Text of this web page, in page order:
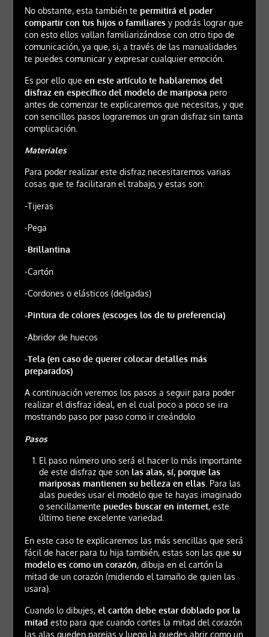
No obstante, esta también te permitirá el poder
compartir con tus hijos o familiaresy podrás lograr que
con esto ellos vallan familiarizándose con otro tipo de
comunicación, ya que, si, a través de las manualidades
te puedes comunicar y expresar cualquier emoción.
Es por ello que en este artículo te hablaremos del
disfraz en específico del modelo de mariposa pero
antes de comenzar te explicaremos que necesitas, y que
con sencillos pasos lograremos un gran disfraz sin tanta
complicación.
Materiales
Para poder realizar este disfraz necesitaremos varias
cosas que te facilitaran el trabajo, y estas son:
-Tijeras
-Pega
-Brillantina
-Cartón
-Cordones o elásticos (delgadas)
-Pintura de colores (escoges los de tu preferencia)
-Abridor de huecos
-Tela (en caso de querer colocar detalles más
preparados)
A continuación veremos los pasos a seguir para poder
realizar el disfraz ideal, en el cual poco a poco se ira
mostrando paso por paso como ir creándolo
Pasos
El paso número uno será el hacer lo más importante
de este disfraz que son las alas, sí, porque las
mariposas mantienen su belleza en ellas. Para las
alas puedes usar el modelo que te hayas imaginado
o sencillamente puedes buscar en internet, este
último tiene excelente variedad.
En este caso te explicaremos las más sencillas que será
fácil de hacer para tu hija también, estas son las que su
modelo es como un corazón, dibuja en el cartón la
mitad de un corazón (midiendo el tamaño de quien las
usara).
Cuando lo dibujes, el cartón debe estar doblado por la
mitad esto para que cuando cortes la mitad del corazón
las alas queden parejas y luego la puedes abrir como un